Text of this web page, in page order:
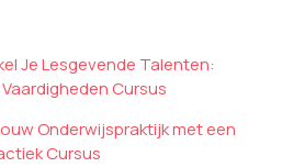
Je Lesgevende Talenten:
Cursus
Onderwijspraktijk met een
Cursus